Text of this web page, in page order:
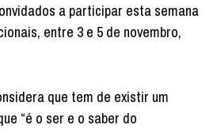
a participar esta semana
entre 3 e 5 de novembro,
que tem de existir um
“é o ser e o saber do